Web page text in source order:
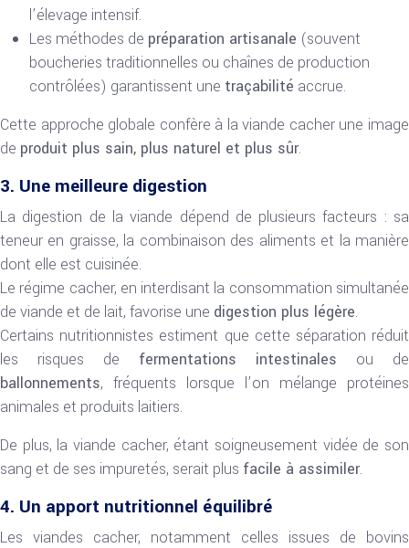
l’élevage intensif.
Les méthodes de préparation artisanale (souvent
boucheries traditionnelles ou chaînes de production
contrôlées) garantissent une traçabilité accrue.
Cette approche globale confère à la viande cacher une image
de produit plus sain, plus naturel et plus sûr.
3. Une meilleure digestion
La digestion de la viande dépend de plusieurs facteurs : sa
teneur en graisse, la combinaison des aliments et la manière
dont elle est cuisinée.
Le régime cacher, en interdisant la consommation simultanée
de viande et de lait, favorise une digestion plus légère.
Certains nutritionnistes estiment que cette séparation réduit
les risques de fermentations intestinales ou de
ballonnements, fréquents lorsque l’on mélange protéines
animales et produits laitiers.
De plus, la viande cacher, étant soigneusement vidée de son
sang et de ses impuretés, serait plus facile à assimiler.
4. Un apport nutritionnel équilibré
Les viandes cacher, notamment celles issues de bovins